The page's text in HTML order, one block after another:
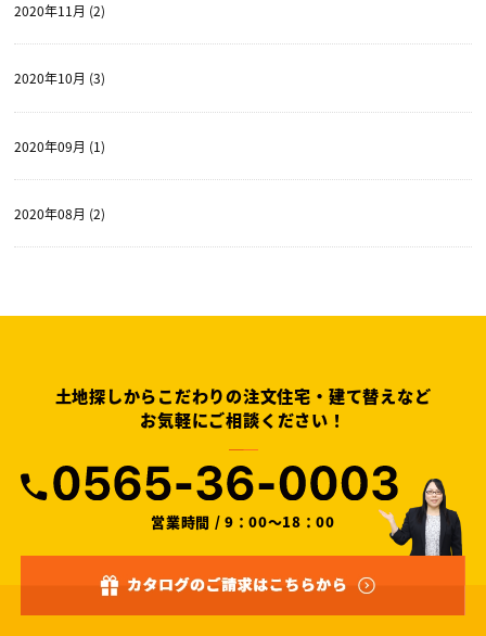
2020年11月 (2)
2020年10月 (3)
2020年09月 (1)
2020年08月 (2)
土地探しからこだわりの注文住宅・建て替えなど
お気軽にご相談ください！
営業時間 / 9：00～18：00